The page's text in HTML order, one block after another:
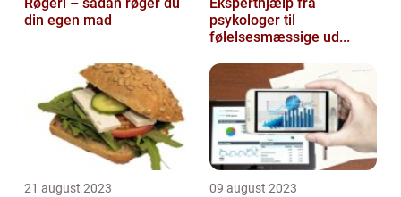
din egen mad
psykologer til
følelsesmæssige ud...
21 august 2023 09 august 2023